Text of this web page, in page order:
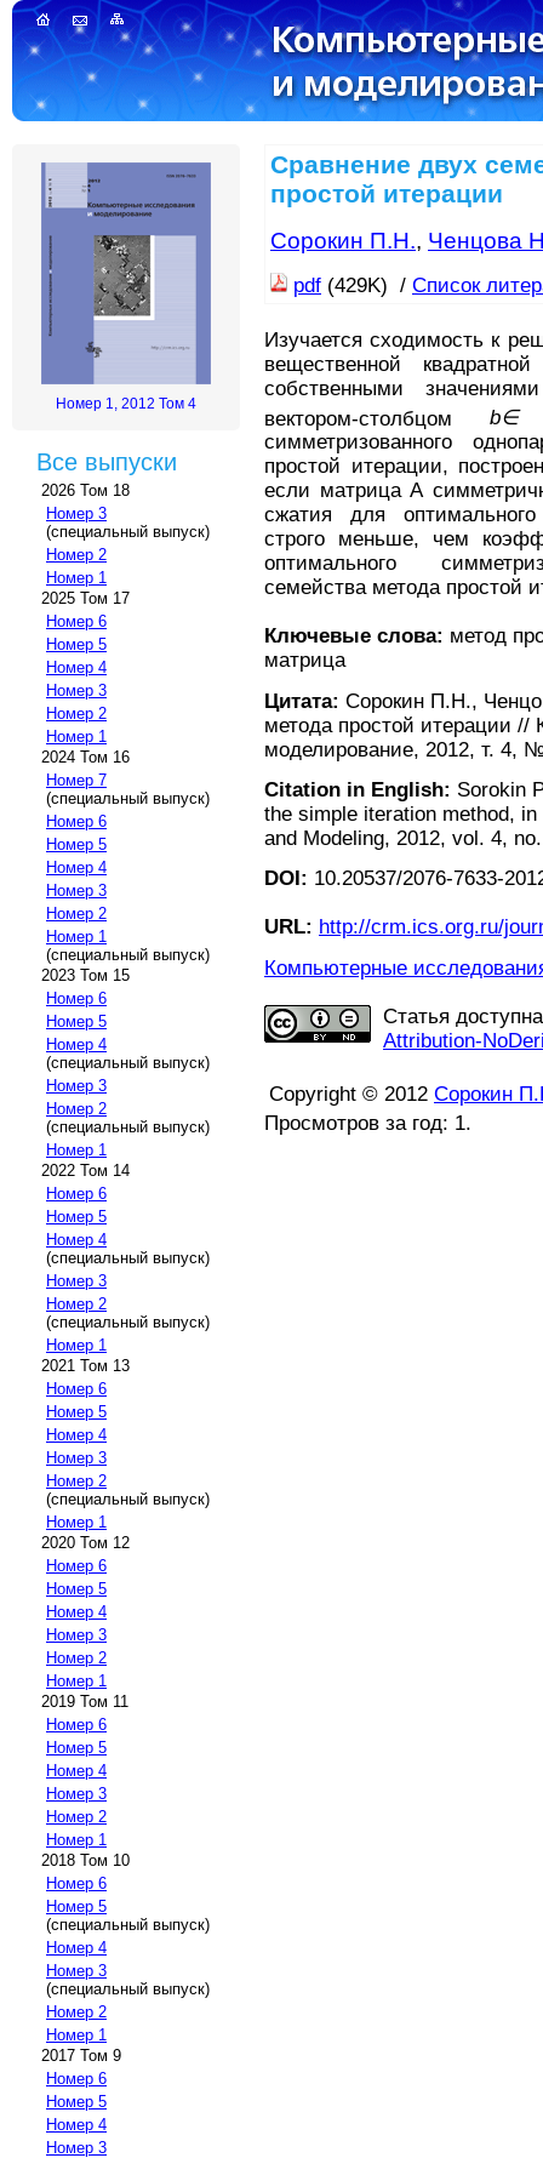
Номер 1, 2012 Том 4
Все выпуски
2026 Том 18
Номер 3
(специальный выпуск)
Номер 2
Номер 1
2025 Том 17
Номер 6
Номер 5
Номер 4
Номер 3
Номер 2
Номер 1
2024 Том 16
Номер 7
(специальный выпуск)
Номер 6
Номер 5
Номер 4
Номер 3
Номер 2
Номер 1
(специальный выпуск)
2023 Том 15
Номер 6
Номер 5
Номер 4
(специальный выпуск)
Номер 3
Номер 2
(специальный выпуск)
Номер 1
2022 Том 14
Номер 6
Номер 5
Номер 4
(специальный выпуск)
Номер 3
Номер 2
(специальный выпуск)
Номер 1
2021 Том 13
Номер 6
Номер 5
Номер 4
Номер 3
Номер 2
(специальный выпуск)
Номер 1
2020 Том 12
Номер 6
Номер 5
Номер 4
Номер 3
Номер 2
Номер 1
2019 Том 11
Номер 6
Номер 5
Номер 4
Номер 3
Номер 2
Номер 1
2018 Том 10
Номер 6
Номер 5
(специальный выпуск)
Номер 4
Номер 3
(специальный выпуск)
Номер 2
Номер 1
2017 Том 9
Номер 6
Номер 5
Номер 4
Номер 3
Сравнение двух
простой итерации
Сорокин П.Н., Ченцова
pdf (429K) / Список
Изучается сходимость к
вещественной
собственными
вектором-столбцом b∈
симметризованного
простой итерации,
если матрица A
сжатия для оптимального
строго меньше, чем
оптимального
семейства метода простой
Ключевые слова: метод
матрица
Цитата: Сорокин П.Н.,
метода простой итерации
моделирование, 2012, т. 4,
Citation in English: Sorokin
the simple iteration method,
and Modeling, 2012, vol. 4,
DOI: 10.20537/2076-7633-
URL: http://crm.ics.org.ru/
Компьютерные
Статья
Attribution-
Copyright © 2012 Сорокин
Просмотров за год: 1.